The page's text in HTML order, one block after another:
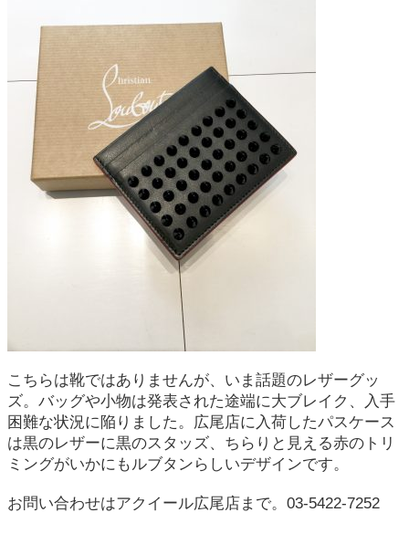
こちらは靴ではありませんが、いま話題のレザーグッ
ズ。バッグや小物は発表された途端に大ブレイク、入手
困難な状況に陥りました。広尾店に入荷したパスケース
は黒のレザーに黒のスタッズ、ちらりと見える赤のトリ
ミングがいかにもルブタンらしいデザインです。
お問い合わせはアクイール広尾店まで。03-5422-7252